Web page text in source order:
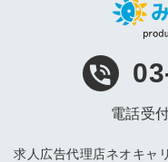
電話受
求人広告代理店ネオキャ